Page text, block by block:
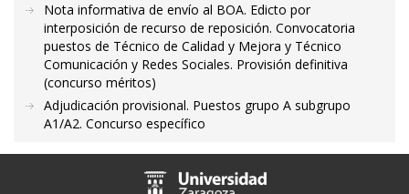
Nota informativa de envío al BOA. Edicto por
interposición de recurso de reposición. Convocatoria
puestos de Técnico de Calidad y Mejora y Técnico
Comunicación y Redes Sociales. Provisión definitiva
(concurso méritos)
Adjudicación provisional. Puestos grupo A subgrupo
A1/A2. Concurso específico